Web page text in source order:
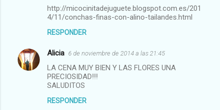
http://micocinitadejuguete.blogspot.com.es/201
4/11/conchas-finas-con-alino-tailandes.html
RESPONDER
Alicia 6 de noviembre de 2014 a las 21:45
LA CENA MUY BIEN Y LAS FLORES UNA
PRECIOSIDAD!!!
SALUDITOS
RESPONDER